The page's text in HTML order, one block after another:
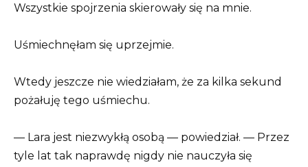
Wszystkie spojrzenia skierowały się na mnie.
Uśmiechnęłam się uprzejmie.
Wtedy jeszcze nie wiedziałam, że za kilka sekund
pożałuję tego uśmiechu.
— Lara jest niezwykłą osobą — powiedział. — Przez
tyle lat tak naprawdę nigdy nie nauczyła się